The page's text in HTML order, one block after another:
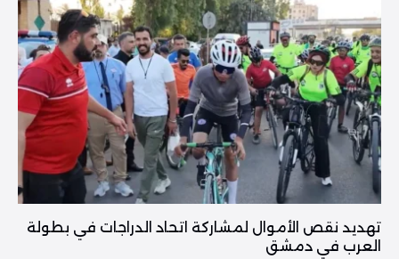
تهديد نقص الأموال لمشاركة اتحاد الدراجات في بطولة
العرب في دمشق